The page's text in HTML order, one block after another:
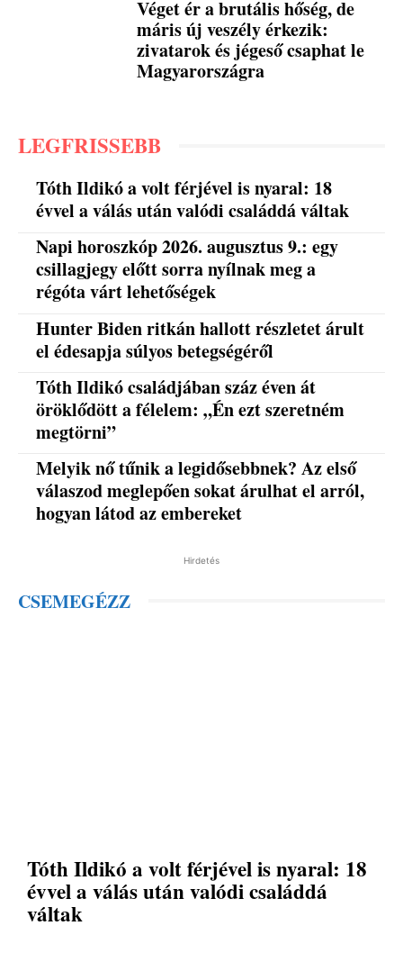
Véget ér a brutális hőség, de
máris új veszély érkezik:
zivatarok és jégeső csaphat le
Magyarországra
LEGFRISSEBB
Tóth Ildikó a volt férjével is nyaral: 18
évvel a válás után valódi családdá váltak
Napi horoszkóp 2026. augusztus 9.: egy
csillagjegy előtt sorra nyílnak meg a
régóta várt lehetőségek
Hunter Biden ritkán hallott részletet árult
el édesapja súlyos betegségéről
Tóth Ildikó családjában száz éven át
öröklődött a félelem: „Én ezt szeretném
megtörni”
Melyik nő tűnik a legidősebbnek? Az első
válaszod meglepően sokat árulhat el arról,
hogyan látod az embereket
Hirdetés
CSEMEGÉZZ
Tóth Ildikó a volt férjével is nyaral: 18
évvel a válás után valódi családdá
váltak